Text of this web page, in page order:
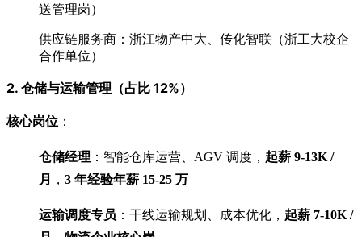
送管理岗）
供应链服务商：浙江物产中大、传化智联（浙工大校企
合作单位）
2. 仓储与运输管理（占比 12%）
核心岗位 ：
仓储经理 ：智能仓库运营、AGV 调度， 起薪 9-13K /
月
， 3 年经验年薪 15-25 万
运输调度专员 ：干线运输规划、成本优化， 起薪 7-10K /